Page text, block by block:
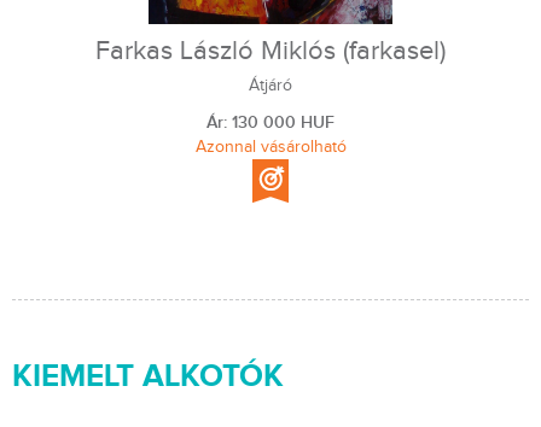
Farkas László Miklós (farkasel)
Átjáró
Ár: 130 000 HUF
Azonnal vásárolható
KIEMELT ALKOTÓK